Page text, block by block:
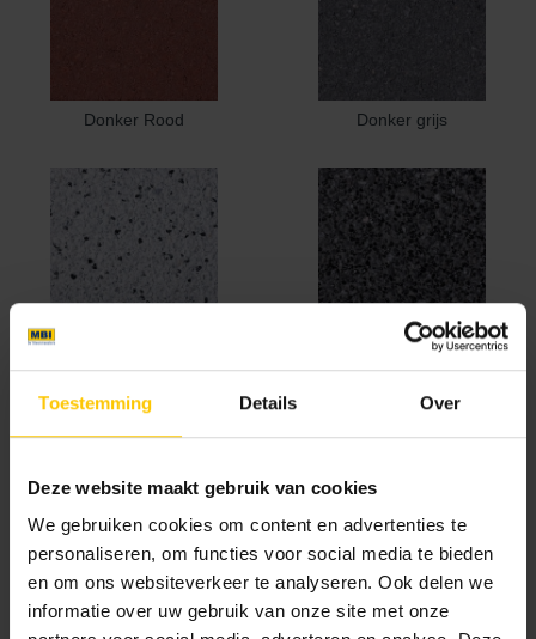
Toestemming Details Over
Deze website maakt gebruik van cookies
We gebruiken cookies om content en advertenties te
personaliseren, om functies voor social media te bieden
en om ons websiteverkeer te analyseren. Ook delen we
informatie over uw gebruik van onze site met onze
Donker Rood Donker grijs
Geel Grafiet